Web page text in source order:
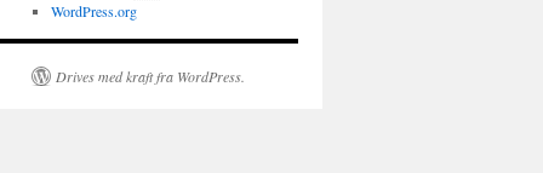
WordPress.org
Drives med kraft fra WordPress.